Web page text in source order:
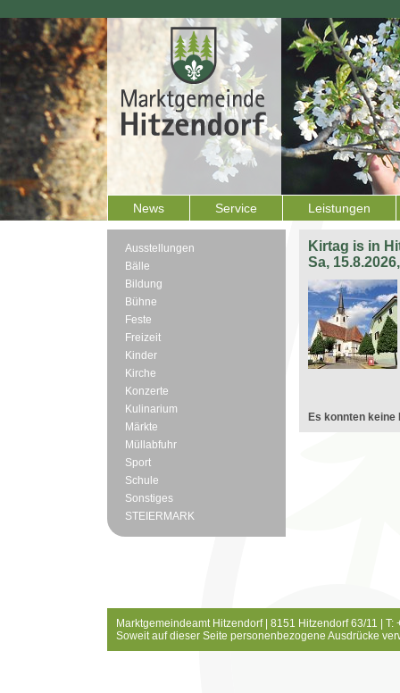
News Service Leistungen
Ausstellungen
Bälle
Bildung
Bühne
Feste
Freizeit
Kinder
Kirche
Konzerte
Kulinarium
Märkte
Müllabfuhr
Sport
Schule
Sonstiges
STEIERMARK
Kirtag is in
Sa,
Es konnten keine
Marktgemeindeamt Hitzendorf | 8151 Hitzendorf 63/11 |
Soweit auf dieser Seite personenbezogene Ausdrücke